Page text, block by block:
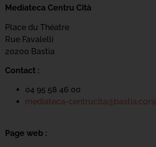
Mediateca Centru Cità
Place du Théatre
Rue Favalelli
20200 Bastia
Contact :
04 95 58 46 00
mediateca-
Page web :